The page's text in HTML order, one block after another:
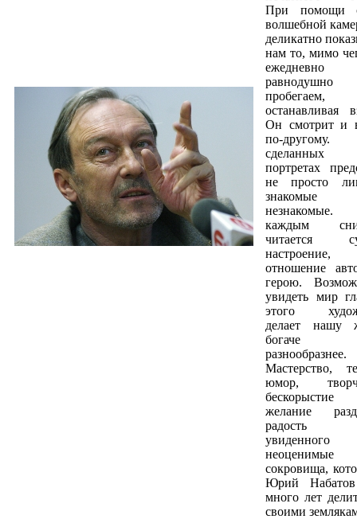
При помощи
волшебной
деликатно
нам то, мимо
равнодушно
останавливая
Он смотрит и
по-
портретах
не просто
каждым
читается
настроение,
отношение
герою.
увидеть мир
этого
делает нашу
разнообразнее.
Мастерство,
юмор,
желание
неоценимые
сокровища,
Юрий
много лет
своими